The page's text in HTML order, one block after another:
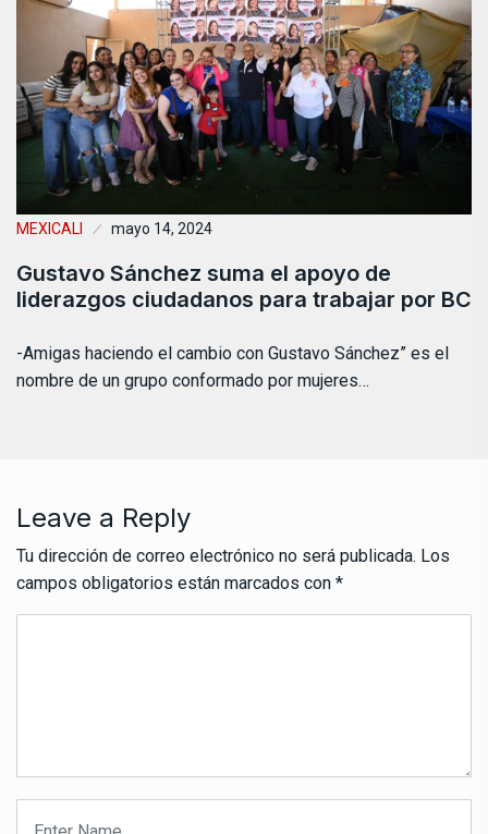
MEXICALI mayo 14, 2024
Gustavo Sánchez suma el apoyo de
liderazgos ciudadanos para trabajar por BC
-Amigas haciendo el cambio con Gustavo Sánchez” es el
nombre de un grupo conformado por mujeres…
Leave a Reply
Tu dirección de correo electrónico no será publicada. Los
campos obligatorios están marcados con *